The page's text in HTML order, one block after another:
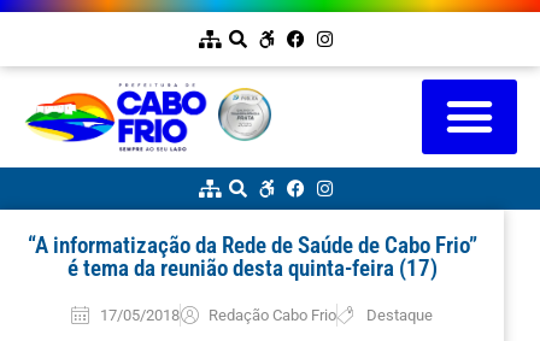
“A informatização da Rede de Saúde de Cabo Frio”
é tema da reunião desta quinta-feira (17)
17/05/2018 Redação Cabo Frio Destaque